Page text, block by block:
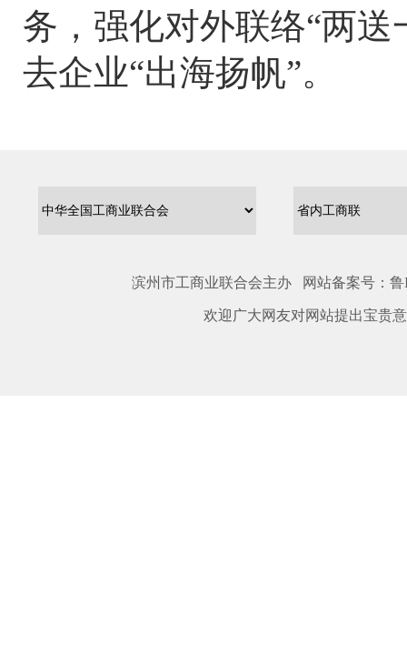
务，强化对外联络“两
去企业“出海扬帆”。
滨州市工商业联合会主办 网站备案号： 鲁
欢迎广大网友对网站提出宝贵